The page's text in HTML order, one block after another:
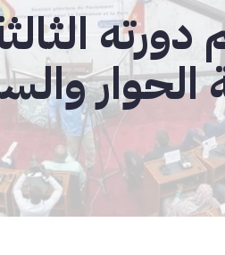
دورته
الحوار